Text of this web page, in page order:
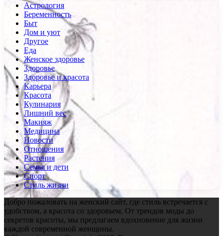
Астрология
Беременность
Быт
Дом и уют
Другое
Еда
Женское здоровье
Здоровье
Здоровье и красота
Карьера
Красота
Кулинария
Лишний вес
Макияж
Медицина
Новости
Отношения
Растения
Семья и дети
Спорт
Стиль жизни
Добро пожаловать на женский сайт, где стиль встречается с
удобством, а красота со здоровьем. От трендов моды до
секретов красоты, мы предлагаем вдохновение для жизни
каждой современной женщины.